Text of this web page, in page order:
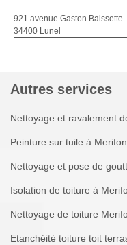
921 avenue Gaston Baissette
34400 Lunel
Autres services
Nettoyage et ravalement
Peinture sur tuile à
Nettoyage et pose de
Isolation de toiture à
Nettoyage de toiture
Etanchéité toiture toit